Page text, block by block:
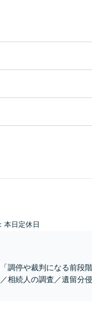
本日定休日
調停や裁判になる前段
相続人の調査／遺留分